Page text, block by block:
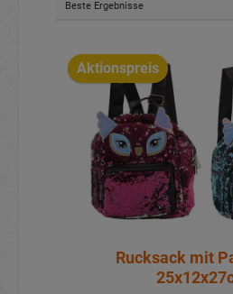
Aktionspreis
Rucksack mit